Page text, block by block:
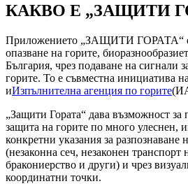
КАКВО Е „ЗАЩИТИ
Приложението „ЗАЩИТИ ГОРАТА“ е
опазване на горите,
България, чрез подаване на сигнали
горите. То е съвместна инициатива на
иИзпълнителна агенция по горите
„Защити Гората“ дава възможност за
защита на горите по много улеснен,
конкретни указания за разпознаване
(незаконна сеч, незаконен транспорт
бракониерство и други) и чрез
координатни точки.